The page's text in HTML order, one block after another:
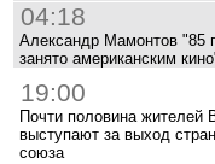
04:18
Александр Мамонтов "85
занято американским
19:00
Почти половина жителей
выступают за выход
союза